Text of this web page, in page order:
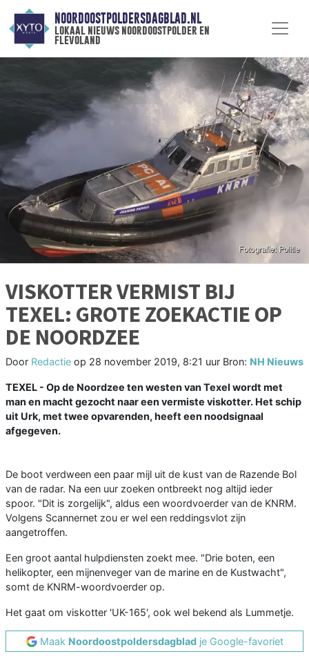
NOORDOOSTPOLDERSDAGBLAD.NL
lokaal nieuws noordoostpolder en
flevoland
VISKOTTER VERMIST BIJ
TEXEL: GROTE ZOEKACTIE OP
DE NOORDZEE
Door Redactie op 28 november 2019, 8:21 uur Bron: NH Nieuws
TEXEL - Op de Noordzee ten westen van Texel wordt met
man en macht gezocht naar een vermiste viskotter. Het schip
uit Urk, met twee opvarenden, heeft een noodsignaal
afgegeven.
De boot verdween een paar mijl uit de kust van de Razende Bol
van de radar. Na een uur zoeken ontbreekt nog altijd ieder
spoor. "Dit is zorgelijk", aldus een woordvoerder van de KNRM.
Volgens Scannernet zou er wel een reddingsvlot zijn
aangetroffen.
Een groot aantal hulpdiensten zoekt mee. "Drie boten, een
helikopter, een mijnenveger van de marine en de Kustwacht",
somt de KNRM-woordvoerder op.
Het gaat om viskotter 'UK-165', ook wel bekend als Lummetje.
Maak Noordoostpoldersdagbladje Google-favoriet